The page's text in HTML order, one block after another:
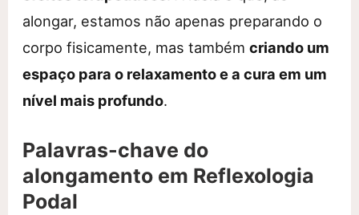
alongar, estamos não apenas preparando o
corpo fisicamente, mas tambémcriando um
espaço para o relaxamento e a cura em um
nível mais profundo.
Palavras-chave do
alongamento em Reflexologia
Podal